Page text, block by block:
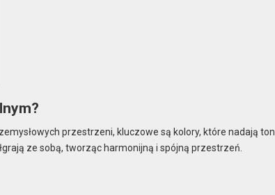
przestrzeni, kluczowe są kolory, które nadają ton
ze sobą, tworząc harmonijną i spójną przestrzeń.